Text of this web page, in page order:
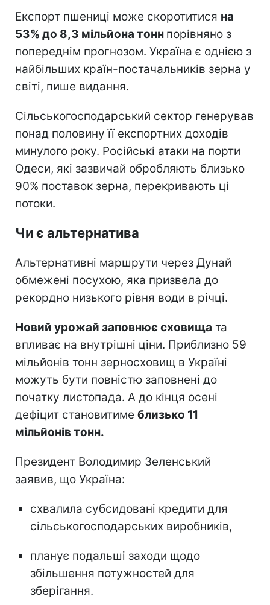
Експорт пшениці може скоротитися на
53% до 8,3 мільйона тонн порівняно з
попереднім прогнозом. Україна є однією з
найбільших країн-постачальників зерна у
світі, пише видання.
Сільськогосподарський сектор генерував
понад половину її експортних доходів
минулого року. Російські атаки на порти
Одеси, які зазвичай обробляють близько
90% поставок зерна, перекривають ці
потоки.
Чи є альтернатива
Альтернативні маршрути через Дунай
обмежені посухою, яка призвела до
рекордно низького рівня води в річці.
Новий урожай заповнює сховища та
впливає на внутрішні ціни. Приблизно 59
мільйонів тонн зерносховищ в Україні
можуть бути повністю заповнені до
початку листопада. А до кінця осені
дефіцит становитиме близько 11
мільйонів тонн.
Президент Володимир Зеленський
заявив, що Україна:
схвалила субсидовані кредити для
сільськогосподарських виробників,
планує подальші заходи щодо
збільшення потужностей для
зберігання.